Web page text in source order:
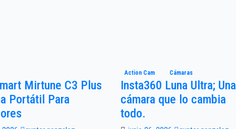
Mirtune C3 Plus
Portátil Para
Action Cam Cámaras
Insta360 Luna Ultra; Una
cámara que lo cambia
todo.